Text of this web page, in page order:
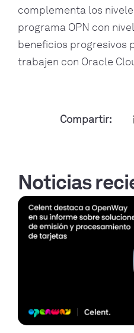
complementa los
programa OPN con
beneficios progresivos
trabajen con Oracle
Compartir:
Noticias